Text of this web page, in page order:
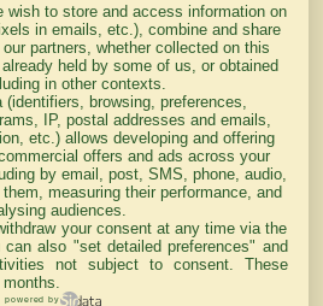
lendemain
Courses
d'aujourd'hui
de Page
wish to store and access information on
in emails, etc.), combine and share
partners, whether collected on this
held by some of us, or obtained
in other contexts.
browsing, preferences,
IP, postal addresses and emails,
etc.) allows developing and offering
offers and ads across your
by email, post, SMS, phone, audio,
measuring their performance, and
audiences.
your consent at any time via the
can also "set detailed preferences" and
not subject to consent. These
powered by